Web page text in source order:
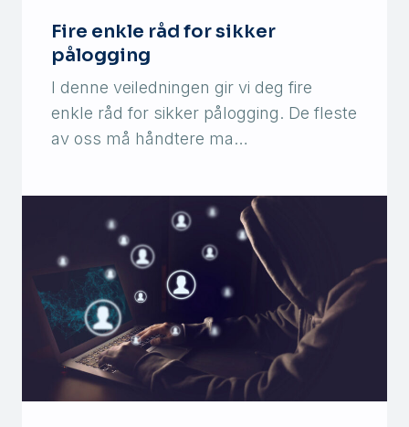
Fire enkle råd for sikker
pålogging
I denne veiledningen gir vi deg fire
enkle råd for sikker pålogging. De fleste
av oss må håndtere ma…